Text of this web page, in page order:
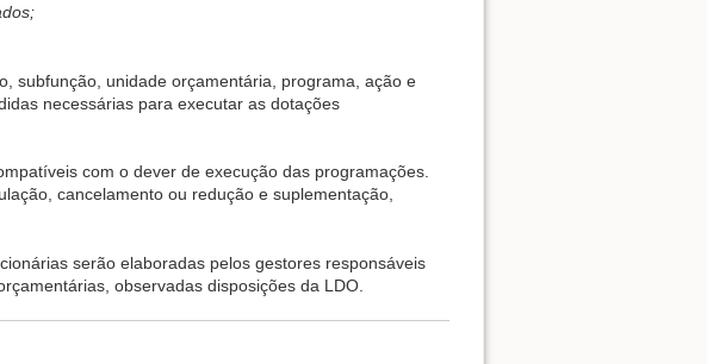
subfunção, unidade orçamentária, programa, ação e
necessárias para executar as dotações
com o dever de execução das programações.
cancelamento ou redução e suplementação,
serão elaboradas pelos gestores responsáveis
observadas disposições da LDO.